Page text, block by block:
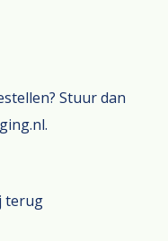
Stuur dan
terug